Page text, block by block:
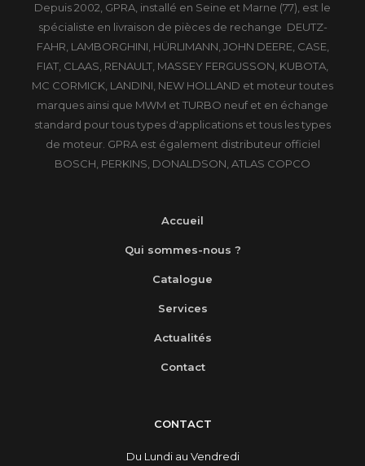
Depuis 2002, GPRA, installé en Seine et Marne (77), est le
spécialiste en livraison de pièces de rechange DEUTZ-
FAHR, LAMBORGHINI, HÜRLIMANN, JOHN DEERE, CASE,
FIAT, CLAAS, RENAULT, MASSEY FERGUSSON, KUBOTA,
MC CORMICK, LANDINI, NEW HOLLAND et moteur toutes
marques ainsi que MWM et TURBO neuf et en échange
standard pour tous types d'applications et tous les types
de moteur. GPRA est également distributeur officiel
BOSCH, PERKINS, DONALDSON, ATLAS COPCO
Accueil
Qui sommes-nous ?
Catalogue
Services
Actualités
Contact
CONTACT
Du Lundi au Vendredi